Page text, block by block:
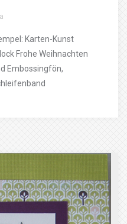
Karten-Kunst
Frohe Weihnachten
Embossingfön,